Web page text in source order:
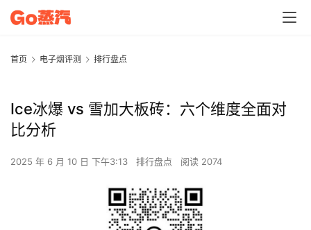
首页 电子烟评测 排行盘点
Ice冰爆 vs 雪加大板砖：六个维度全面对
比分析
2025 年 6 月 10 日 下午3:13 排行盘点 阅读 2074